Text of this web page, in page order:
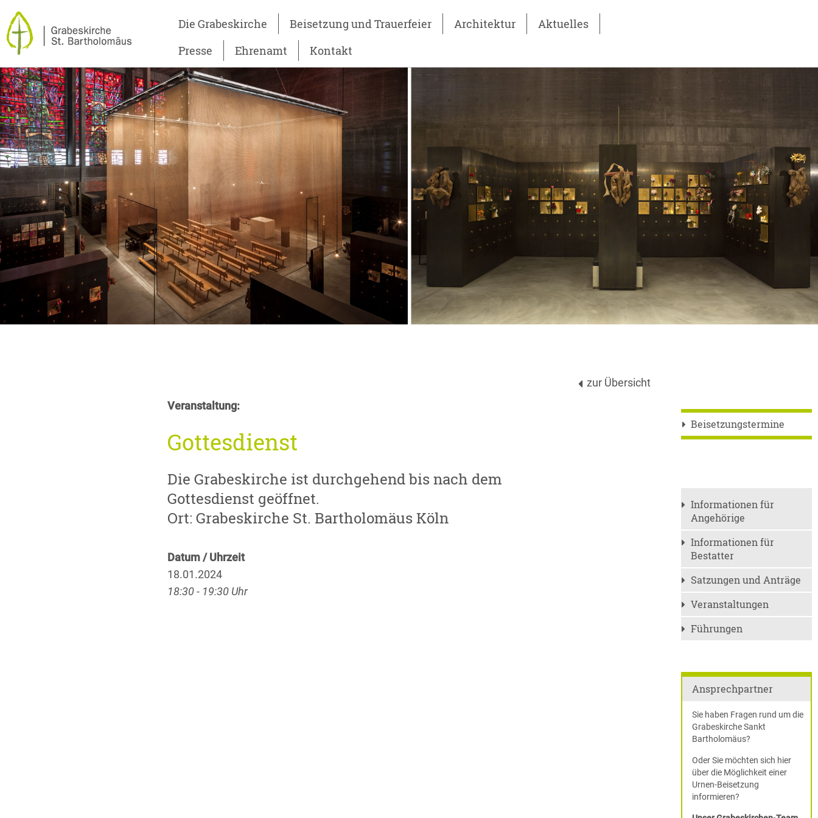
Die Grabeskirche Beisetzung und Trauerfeier Architektur
Aktuelles
Presse
Ehrenamt Kontakt
zur Übersicht
Veranstaltung:
Gottesdienst
Die Grabeskirche ist durchgehend bis nach dem
Gottesdienst geöffnet.
Ort: Grabeskirche St. Bartholomäus Köln
Datum / Uhrzeit
18.01.2024
18:30 - 19:30 Uhr
Beisetzungstermine
Informationen für
Angehörige
Informationen für
Bestatter
Satzungen und Anträge
Veranstaltungen
Führungen
Ansprechpartner
Sie haben Fragen rund um die
Grabeskirche Sankt
Bartholomäus?
Oder Sie möchten sich hier
über die Möglichkeit einer
Urnen-Beisetzung
informieren?